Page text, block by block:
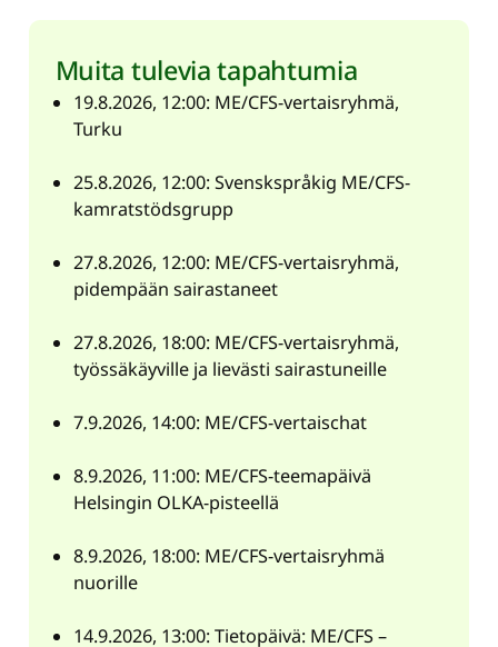
Muita tulevia tapahtumia
19.8.2026, 12:00: ME/CFS-vertaisryhmä,
Turku
25.8.2026, 12:00: Svenskspråkig ME/CFS-
kamratstödsgrupp
27.8.2026, 12:00: ME/CFS-vertaisryhmä,
pidempään sairastaneet
27.8.2026, 18:00: ME/CFS-vertaisryhmä,
työssäkäyville ja lievästi sairastuneille
7.9.2026, 14:00: ME/CFS-vertaischat
8.9.2026, 11:00: ME/CFS-teemapäivä
Helsingin OLKA-pisteellä
8.9.2026, 18:00: ME/CFS-vertaisryhmä
nuorille
14.9.2026, 13:00: Tietopäivä: ME/CFS –